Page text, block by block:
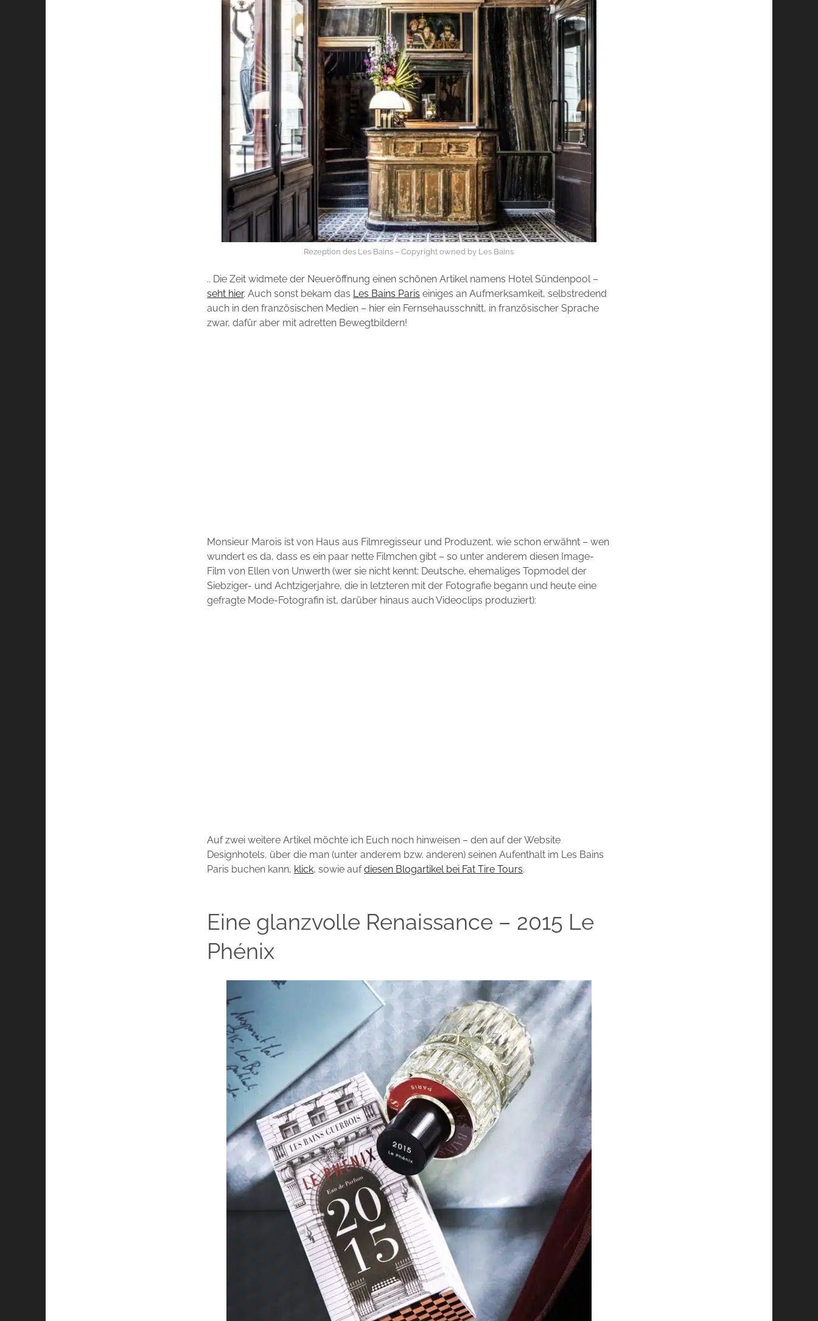
Rezeption des Les Bains – Copyright owned by Les Bains
.. Die Zeit widmete der Neueröffnung einen schönen Artikel namens Hotel Sündenpool –
seht hier. Auch sonst bekam das Les Bains Paris einiges an Aufmerksamkeit, selbstredend
auch in den französischen Medien – hier ein Fernsehausschnitt, in französischer Sprache
zwar, dafür aber mit adretten Bewegtbildern!
Monsieur Marois ist von Haus aus Filmregisseur und Produzent, wie schon erwähnt – wen
wundert es da, dass es ein paar nette Filmchen gibt – so unter anderem diesen Image-
Film von Ellen von Unwerth (wer sie nicht kennt: Deutsche, ehemaliges Topmodel der
Siebziger- und Achtzigerjahre, die in letzteren mit der Fotografie begann und heute eine
gefragte Mode-Fotografin ist, darüber hinaus auch Videoclips produziert):
Auf zwei weitere Artikel möchte ich Euch noch hinweisen – den auf der Website
Designhotels, über die man (unter anderem bzw. anderen) seinen Aufenthalt im Les Bains
Paris buchen kann, klick, sowie aufdiesen Blogartikel bei Fat Tire Tours.
Eine glanzvolle Renaissance – 2015 Le
Phénix